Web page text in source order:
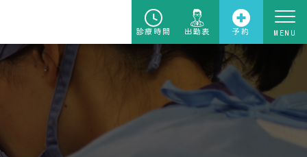
診療時間 出勤表 予約